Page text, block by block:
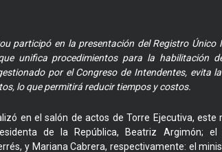
participó en la presentación del Registro Único
unifica procedimientos para la habilitación
por el Congreso de Intendentes, evita
lo que permitirá reducir tiempos y costos.
en el salón de actos de Torre Ejecutiva,
de la República, Beatriz Argimón;
y Mariana Cabrera, respectivamente: el